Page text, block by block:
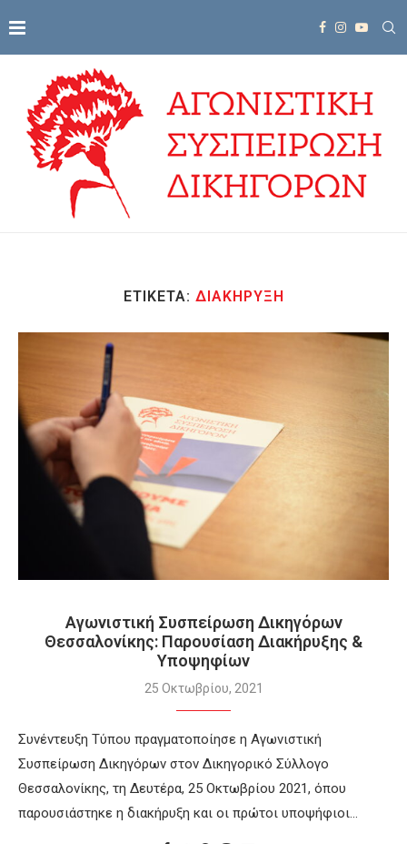
ΕΤΙΚΈΤΑ: ΔΙΑΚΉΡΥΞΗ
Αγωνιστική Συσπείρωση Δικηγόρων
Θεσσαλονίκης: Παρουσίαση Διακήρυξης &
Υποψηφίων
25 Οκτωβρίου, 2021
Συνέντευξη Τύπου πραγματοποίησε η Αγωνιστική
Συσπείρωση Δικηγόρων στον Δικηγορικό Σύλλογο
Θεσσαλονίκης, τη Δευτέρα, 25 Οκτωβρίου 2021, όπου
παρουσιάστηκε η διακήρυξη και οι πρώτοι υποψήφιοι…